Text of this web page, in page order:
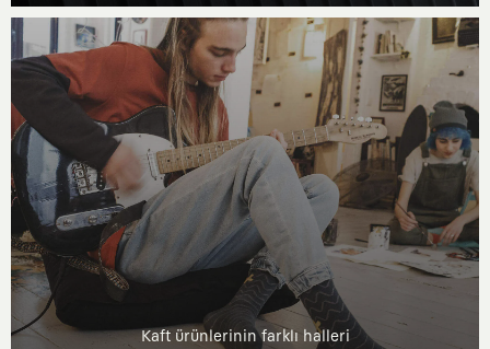
Kaft ürünlerinin farklı halleri